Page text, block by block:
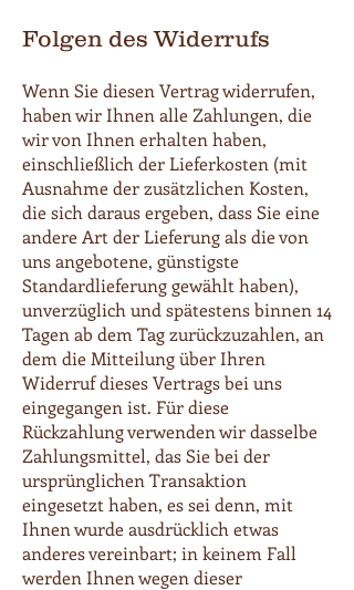
Folgen des Widerrufs
Wenn Sie diesen Vertrag widerrufen,
haben wir Ihnen alle Zahlungen, die
wir von Ihnen erhalten haben,
einschließlich der Lieferkosten (mit
Ausnahme der zusätzlichen Kosten,
die sich daraus ergeben, dass Sie eine
andere Art der Lieferung als die von
uns angebotene, günstigste
Standardlieferung gewählt haben),
unverzüglich und spätestens binnen 14
Tagen ab dem Tag zurückzuzahlen, an
dem die Mitteilung über Ihren
Widerruf dieses Vertrags bei uns
eingegangen ist. Für diese
Rückzahlung verwenden wir dasselbe
Zahlungsmittel, das Sie bei der
ursprünglichen Transaktion
eingesetzt haben, es sei denn, mit
Ihnen wurde ausdrücklich etwas
anderes vereinbart; in keinem Fall
werden Ihnen wegen dieser